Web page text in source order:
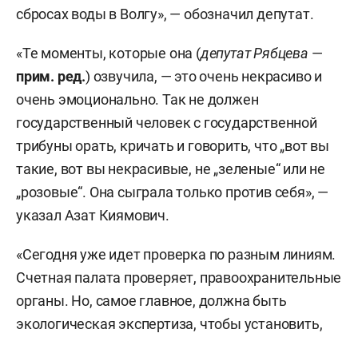
сбросах воды в Волгу», — обозначил депутат.
«Те моменты, которые она (депутат Рябцева —
прим. ред.) озвучила, — это очень некрасиво и
очень эмоционально. Так не должен
государственный человек с государственной
трибуны орать, кричать и говорить, что „вот вы
такие, вот вы некрасивые, не „зеленые“ или не
„розовые“. Она сыграла только против себя», —
указал Азат Киямович.
«Сегодня уже идет проверка по разным линиям.
Счетная палата проверяет, правоохранительные
органы. Но, самое главное, должна быть
экологическая экспертиза, чтобы установить,